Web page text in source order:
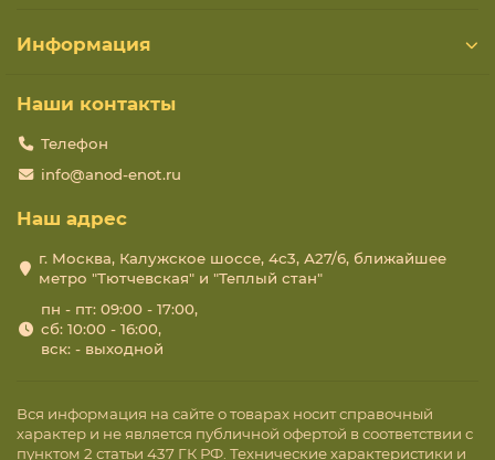
Информация
Наши контакты
Телефон
info@anod-enot.ru
Наш адрес
г. Москва, Калужское шоссе, 4с3, А27/6, ближайшее
метро "Тютчевская" и "Теплый стан"
пн - пт: 09:00 - 17:00,
сб: 10:00 - 16:00,
вск: - выходной
Вся информация на сайте о товарах носит справочный
характер и не является публичной офертой в соответствии с
пунктом 2 статьи 437 ГК РФ. Технические характеристики и